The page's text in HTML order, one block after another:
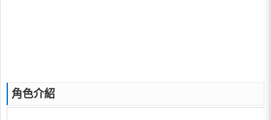
角色介紹